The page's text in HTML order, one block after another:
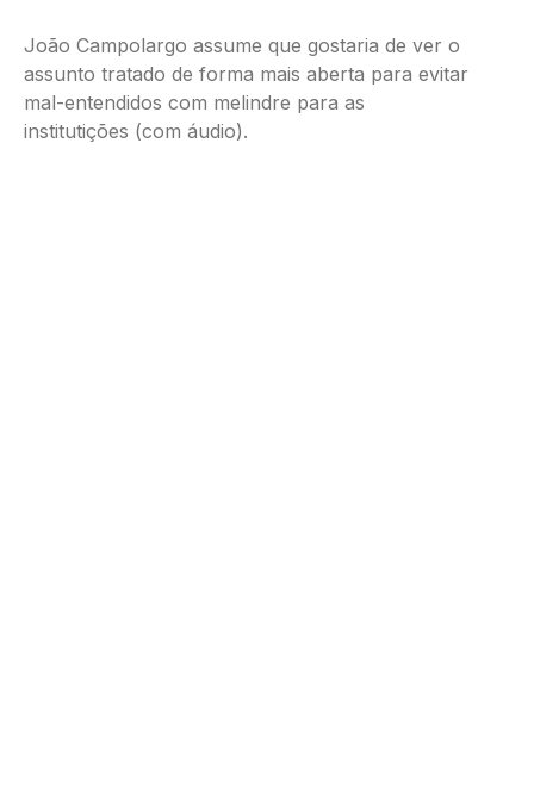
João Campolargo assume que gostaria de ver o
assunto tratado de forma mais aberta para evitar
mal-entendidos com melindre para as
institutições (com áudio).